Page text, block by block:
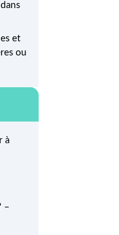
et
ou
à
–